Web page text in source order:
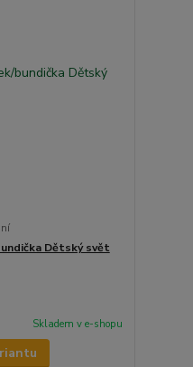
Dětský svět
Skladem v e-shopu